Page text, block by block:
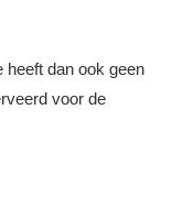
heeft dan ook geen
voor de